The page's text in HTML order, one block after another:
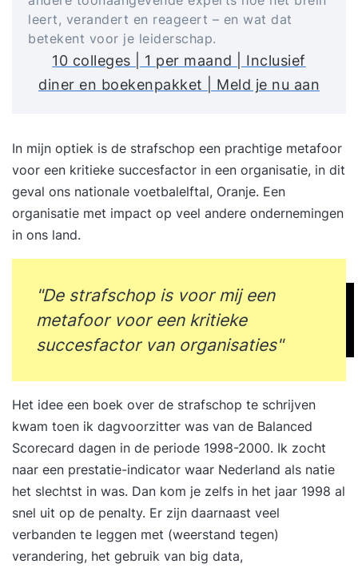
leert, verandert en reageert – en wat dat
betekent voor je leiderschap.
10 colleges | 1 per maand | Inclusief
diner en boekenpakket | Meld je nu aan
In mijn optiek is de strafschop een prachtige metafoor
voor een kritieke succesfactor in een organisatie, in dit
geval ons nationale voetbalelftal, Oranje. Een
organisatie met impact op veel andere ondernemingen
in ons land.
"De strafschop is voor mij een
metafoor voor een kritieke
succesfactor van organisaties"
Het idee een boek over de strafschop te schrijven
kwam toen ik dagvoorzitter was van de Balanced
Scorecard dagen in de periode 1998-2000. Ik zocht
naar een prestatie-indicator waar Nederland als natie
het slechtst in was. Dan kom je zelfs in het jaar 1998 al
snel uit op de penalty. Er zijn daarnaast veel
verbanden te leggen met (weerstand tegen)
verandering, het gebruik van big data,